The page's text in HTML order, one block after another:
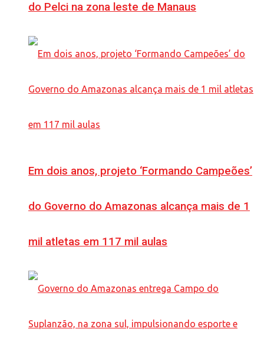
do Pelci na zona leste de Manaus
Em dois anos, projeto ‘Formando Campeões’
do Governo do Amazonas alcança mais de 1
mil atletas em 117 mil aulas